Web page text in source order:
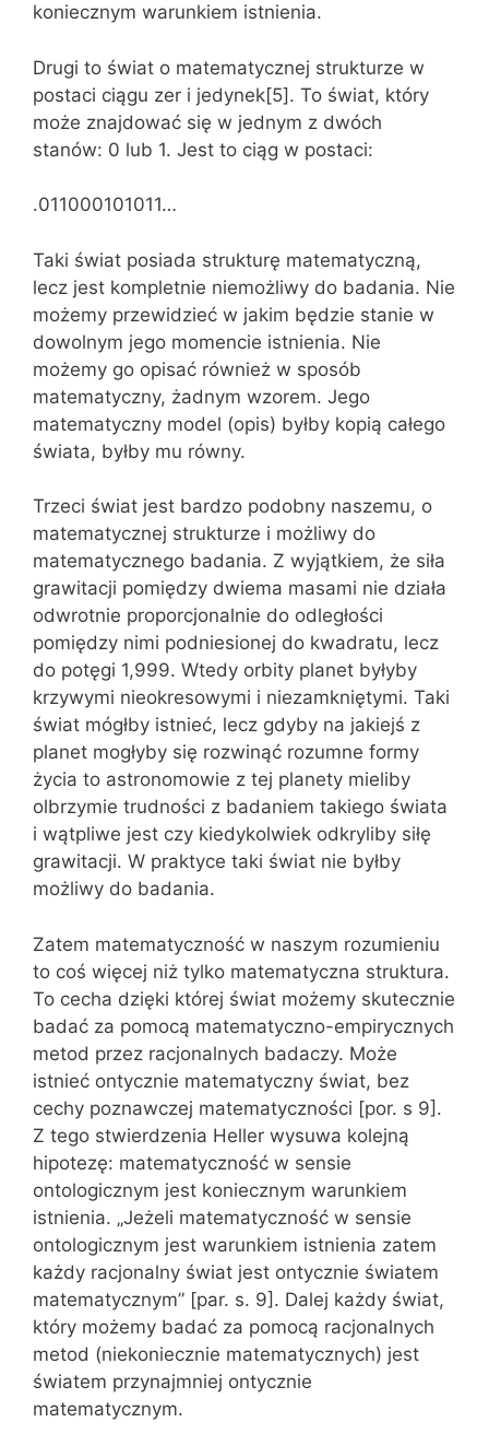
koniecznym warunkiem istnienia.
Drugi to świat o matematycznej strukturze w
postaci ciągu zer i jedynek[5]. To świat, który
może znajdować się w jednym z dwóch
stanów: 0 lub 1. Jest to ciąg w postaci:
.011000101011…
Taki świat posiada strukturę matematyczną,
lecz jest kompletnie niemożliwy do badania. Nie
możemy przewidzieć w jakim będzie stanie w
dowolnym jego momencie istnienia. Nie
możemy go opisać również w sposób
matematyczny, żadnym wzorem. Jego
matematyczny model (opis) byłby kopią całego
świata, byłby mu równy.
Trzeci świat jest bardzo podobny naszemu, o
matematycznej strukturze i możliwy do
matematycznego badania. Z wyjątkiem, że siła
grawitacji pomiędzy dwiema masami nie działa
odwrotnie proporcjonalnie do odległości
pomiędzy nimi podniesionej do kwadratu, lecz
do potęgi 1,999. Wtedy orbity planet byłyby
krzywymi nieokresowymi i niezamkniętymi. Taki
świat mógłby istnieć, lecz gdyby na jakiejś z
planet mogłyby się rozwinąć rozumne formy
życia to astronomowie z tej planety mieliby
olbrzymie trudności z badaniem takiego świata
i wątpliwe jest czy kiedykolwiek odkryliby siłę
grawitacji. W praktyce taki świat nie byłby
możliwy do badania.
Zatem matematyczność w naszym rozumieniu
to coś więcej niż tylko matematyczna struktura.
To cecha dzięki której świat możemy skutecznie
badać za pomocą matematyczno-empirycznych
metod przez racjonalnych badaczy. Może
istnieć ontycznie matematyczny świat, bez
cechy poznawczej matematyczności [por. s 9].
Z tego stwierdzenia Heller wysuwa kolejną
hipotezę: matematyczność w sensie
ontologicznym jest koniecznym warunkiem
istnienia. „Jeżeli matematyczność w sensie
ontologicznym jest warunkiem istnienia zatem
każdy racjonalny świat jest ontycznie światem
matematycznym” [par. s. 9]. Dalej każdy świat,
który możemy badać za pomocą racjonalnych
metod (niekoniecznie matematycznych) jest
światem przynajmniej ontycznie
matematycznym.